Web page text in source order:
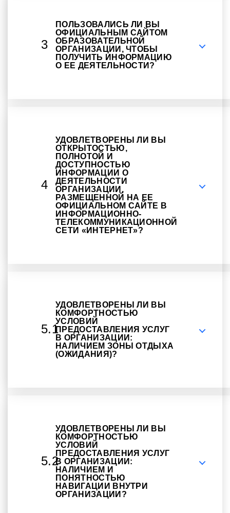
3
ПОЛЬЗОВАЛИСЬ ЛИ ВЫ
ОФИЦИАЛЬНЫМ САЙТОМ
ОБРАЗОВАТЕЛЬНОЙ
ОРГАНИЗАЦИИ, ЧТОБЫ
ПОЛУЧИТЬ ИНФОРМАЦИЮ
О ЕЕ ДЕЯТЕЛЬНОСТИ?
4
УДОВЛЕТВОРЕНЫ ЛИ ВЫ
ОТКРЫТОСТЬЮ,
ПОЛНОТОЙ И
ДОСТУПНОСТЬЮ
ИНФОРМАЦИИ О
ДЕЯТЕЛЬНОСТИ
ОРГАНИЗАЦИИ,
РАЗМЕЩЕННОЙ НА ЕЕ
ОФИЦИАЛЬНОМ САЙТЕ В
ИНФОРМАЦИОННО-
ТЕЛЕКОММУНИКАЦИОННОЙ
СЕТИ «ИНТЕРНЕТ»?
5.1
УДОВЛЕТВОРЕНЫ ЛИ ВЫ
КОМФОРТНОСТЬЮ
УСЛОВИЙ
ПРЕДОСТАВЛЕНИЯ УСЛУГ
В ОРГАНИЗАЦИИ:
НАЛИЧИЕМ ЗОНЫ ОТДЫХА
(ОЖИДАНИЯ)?
5.2
УДОВЛЕТВОРЕНЫ ЛИ ВЫ
КОМФОРТНОСТЬЮ
УСЛОВИЙ
ПРЕДОСТАВЛЕНИЯ УСЛУГ
В ОРГАНИЗАЦИИ:
НАЛИЧИЕМ И
ПОНЯТНОСТЬЮ
НАВИГАЦИИ ВНУТРИ
ОРГАНИЗАЦИИ?